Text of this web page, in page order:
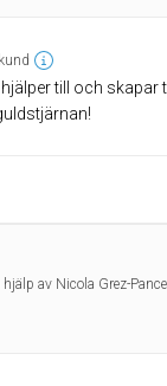
till och
av Nicola Grez-